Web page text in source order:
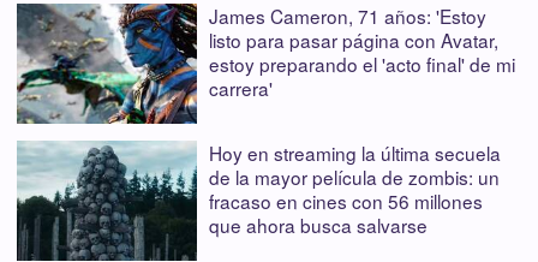
James Cameron, 71 años: 'Estoy
listo para pasar página con Avatar,
estoy preparando el 'acto final' de mi
carrera'
Hoy en streaming la última secuela
de la mayor película de zombis: un
fracaso en cines con 56 millones
que ahora busca salvarse